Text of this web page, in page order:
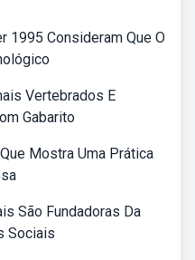
1995 Consideram Que O
Vertebrados E
Gabarito
Mostra Uma Prática
São Fundadoras Da
Sociais